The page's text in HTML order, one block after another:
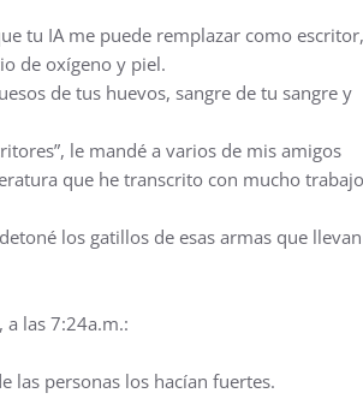
tu IA me puede remplazar como escritor,
de oxígeno y piel.
de tus huevos, sangre de tu sangre y
le mandé a varios de mis amigos
que he transcrito con mucho trabajo
los gatillos de esas armas que llevan
a las 7:24a.m.:
las personas los hacían fuertes.